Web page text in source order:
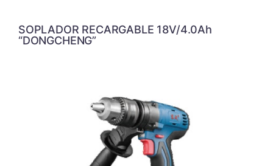
SOPLADOR RECARGABLE 18V/4.0Ah
“DONGCHENG”